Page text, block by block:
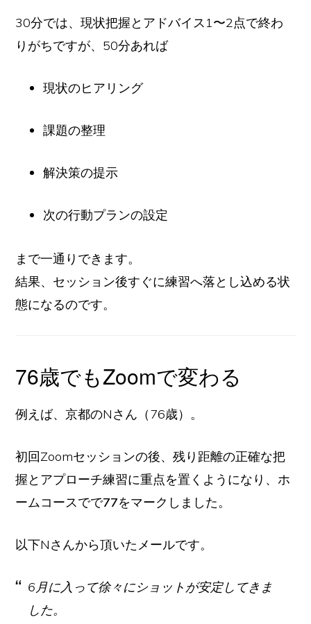
30分では、現状把握とアドバイス1〜2点で終わ
りがちですが、50分あれば
現状のヒアリング
課題の整理
解決策の提示
次の行動プランの設定
まで一通りできます。
結果、セッション後すぐに練習へ落とし込める状
態になるのです。
76歳でもZoomで変わる
例えば、京都のNさん（76歳）。
初回Zoomセッションの後、残り距離の正確な把
握とアプローチ練習に重点を置くようになり、ホ
ームコースでで77をマークしました。
以下Nさんから頂いたメールです。
6月に入って徐々にショットが安定してきま
した。